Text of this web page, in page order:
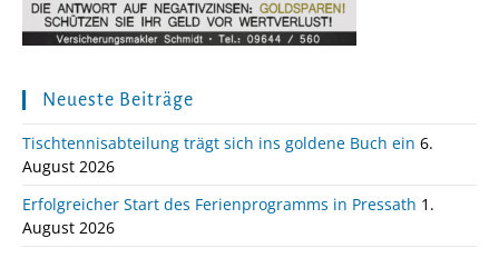
Neueste Beiträge
Tischtennisabteilung trägt sich ins goldene Buch ein 6.
August 2026
Erfolgreicher Start des Ferienprogramms in Pressath 1.
August 2026